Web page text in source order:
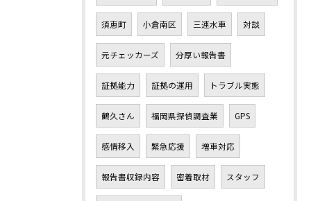
須恵町 小倉南区 三連水車 対談
元チェッカーズ 分厚い報告書
証拠能力 証拠の運用 トラブル実態
鶴久さん 福岡県探偵調査業 GPS
感情移入 緊急応援 増車対応
報告書収録内容 密着取材 スタッフ